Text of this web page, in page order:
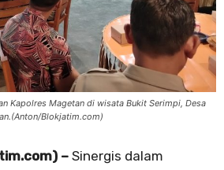
Kapolres Magetan di wisata Bukit Serimpi, Desa
Blokjatim.com)
– Sinergis dalam